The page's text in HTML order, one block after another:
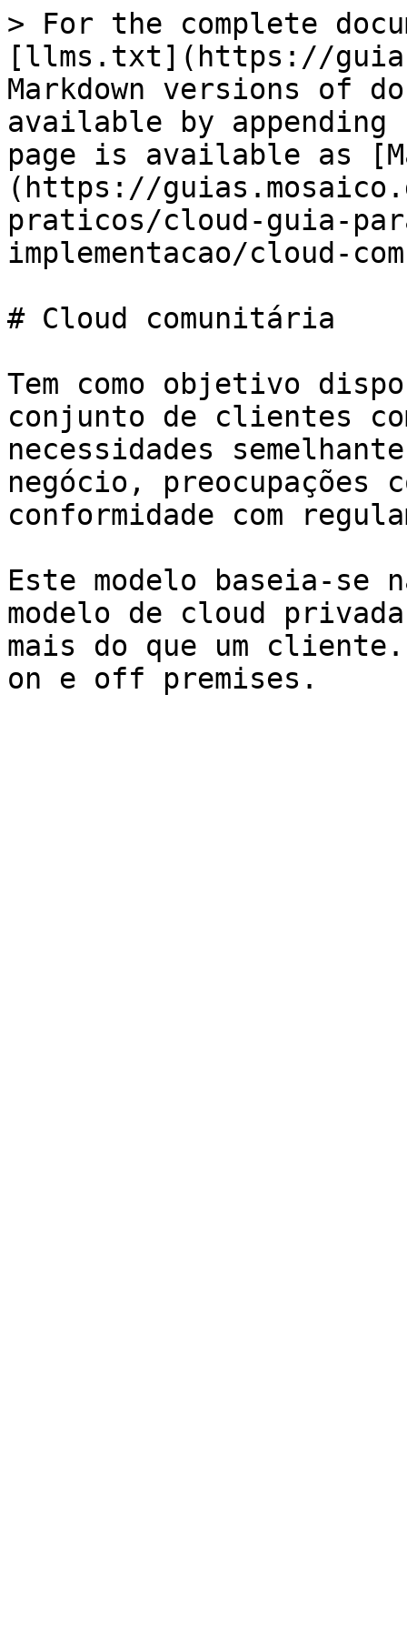
> For the complete
[llms.txt](https://
Markdown versions of
available by
page is available as
(https://
praticos/cloud-guia-
implementacao/cloud-
# Cloud comunitária
Tem como objetivo
conjunto de clientes
necessidades
negócio, preocupações
conformidade com
Este modelo baseia-se
modelo de cloud
mais do que um